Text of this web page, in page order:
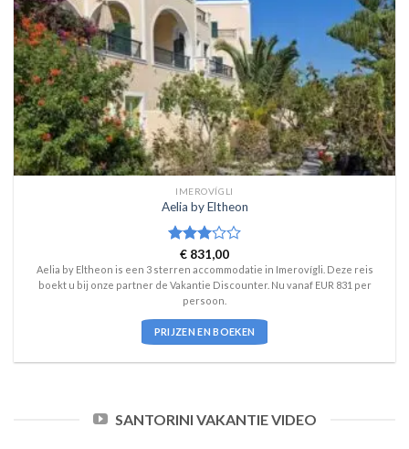
IMEROVÍGLI
Aelia by Eltheon
Waardering
3uit 5
€ 831,00
Aelia by Eltheon is een 3 sterren accommodatie in Imerovígli. Deze reis
boekt u bij onze partner de Vakantie Discounter. Nu vanaf EUR 831 per
persoon.
PRIJZEN EN BOEKEN
SANTORINI VAKANTIE VIDEO